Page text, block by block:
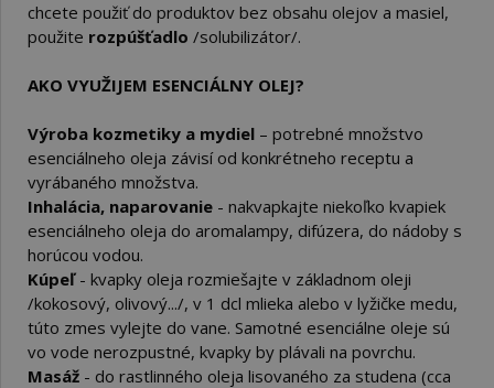
chcete použiť do produktov bez obsahu olejov a masiel,
použite rozpúšťadlo /solubilizátor/.
AKO VYUŽIJEM ESENCIÁLNY OLEJ?
Výroba kozmetiky a mydiel – potrebné množstvo
esenciálneho oleja závisí od konkrétneho receptu a
vyrábaného množstva.
Inhalácia, naparovanie - nakvapkajte niekoľko kvapiek
esenciálneho oleja do aromalampy, difúzera, do nádoby s
horúcou vodou.
Kúpeľ- kvapky oleja rozmiešajte v základnom oleji
/kokosový, olivový.../, v 1 dcl mlieka alebo v lyžičke medu,
túto zmes vylejte do vane. Samotné esenciálne oleje sú
vo vode nerozpustné, kvapky by plávali na povrchu.
Masáž - do rastlinného oleja lisovaného za studena (cca